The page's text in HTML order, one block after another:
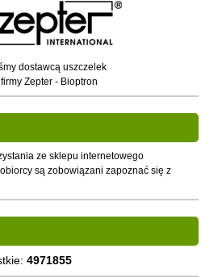
dostawcą uszczelek
Zepter - Bioptron
ze sklepu internetowego
są zobowiązani zapoznać się z
4971855